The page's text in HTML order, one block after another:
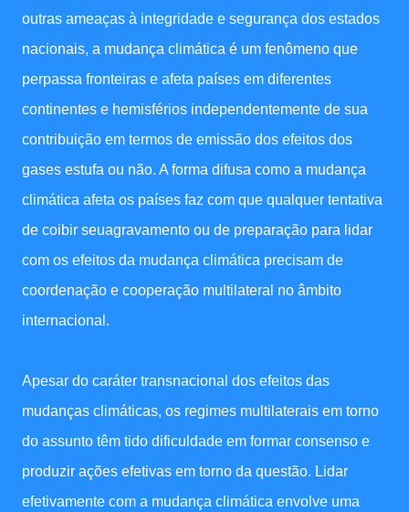
outras ameaças à integridade e segurança dos estados
nacionais, a mudança climática é um fenômeno que
perpassa fronteiras e afeta países em diferentes
continentes e hemisférios independentemente de sua
contribuição em termos de emissão dos efeitos dos
gases estufa ou não. A forma difusa como a mudança
climática afeta os países faz com que qualquer tentativa
de coibir seuagravamento ou de preparação para lidar
com os efeitos da mudança climática precisam de
coordenação e cooperação multilateral no âmbito
internacional.
Apesar do caráter transnacional dos efeitos das
mudanças climáticas, os regimes multilaterais em torno
do assunto têm tido dificuldade em formar consenso e
produzir ações efetivas em torno da questão. Lidar
efetivamente com a mudança climática envolve uma